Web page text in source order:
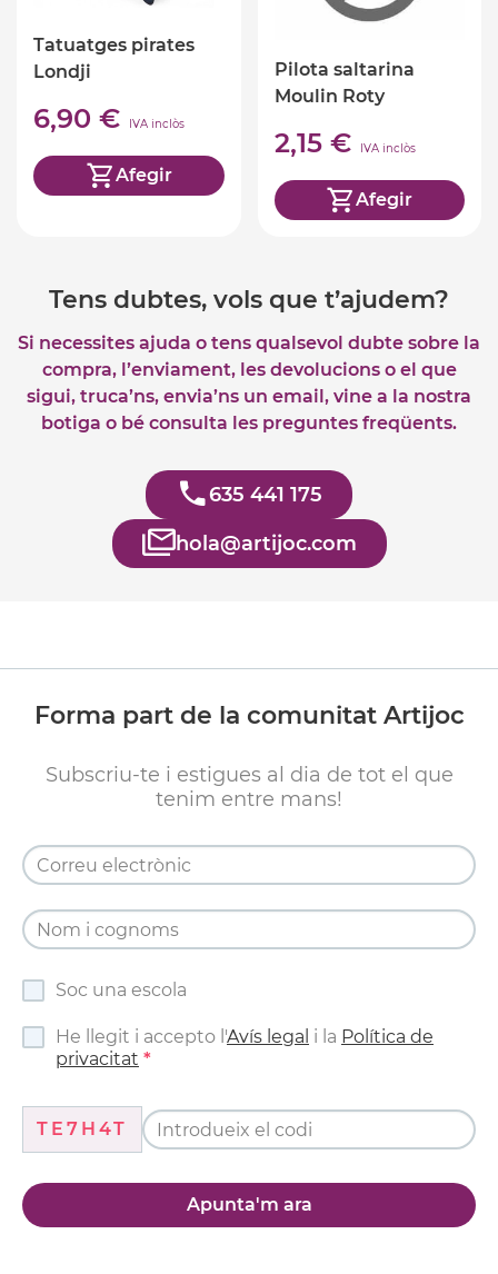
Tatuatges pirates
Londji
6,90 € IVA inclòs
Afegir
Pilota saltarina
Moulin Roty
2,15 € IVA inclòs
Afegir
Tens dubtes, vols que t’ajudem?
Si necessites ajuda o tens qualsevol dubte sobre la
compra, l’enviament, les devolucions o el que
sigui, truca’ns, envia’ns un email, vine a la nostra
botiga o bé consulta les preguntes freqüents.
635 441 175
hola@artijoc.com
Forma part de la comunitat Artijoc
Subscriu-te i estigues al dia de tot el que
tenim entre mans!
Soc una escola
He llegit i accepto l'Avís legal i la Política de
privacitat
TE7H4T
Apunta'm ara